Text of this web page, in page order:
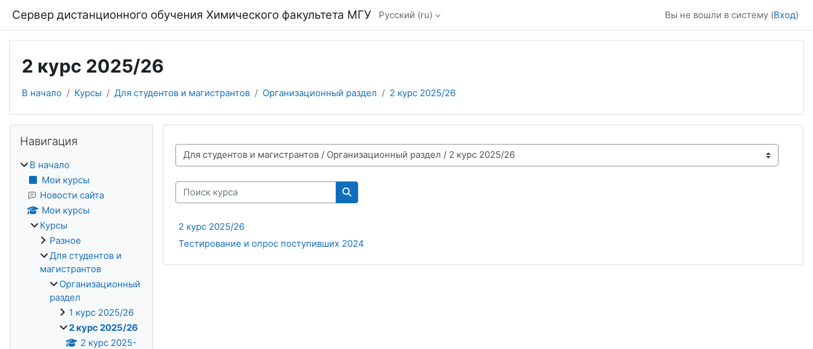
Сервер дистанционного обучения Химического факультета МГУ Русский ‎(ru)‎ Вы не вошли в систему (Вход)
2 курс 2025/26
В начало Курсы Для студентов и магистрантов Организационный раздел 2 курс 2025/26
Категории курсов
Поиск курса
Поиск курса
2 курс 2025/26
Тестирование и опрос поступивших 2024
Блоки
Навигация
В начало
Мои курсы
Новости сайта
Мои курсы
Курсы
Разное
Для студентов и
магистрантов
Организационный
раздел
1 курс 2025/26
2 курс 2025/26
2 курс 2025-